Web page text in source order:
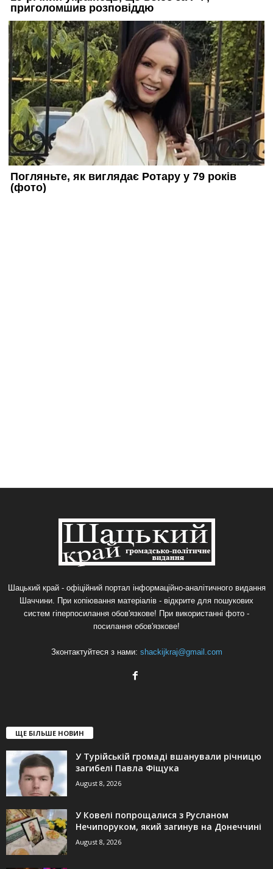
Шацький край - офіційний портал інформаційно-аналітичного видання
Шаччини. При копіювання матеріалів - відкрите для пошукових
систем гіперпосилання обов'язкове! При використанні фото -
посилання обов'язкове!
Зконтактуйтеся з нами: shackijkraj@gmail.com
ЩЕ БІЛЬШЕ НОВИН
У Турійській громаді вшанували річницю
загибелі Павла Фіщука
August 8, 2026
У Ковелі попрощалися з Русланом
Нечипоруком, який загинув на Донеччині
August 8, 2026